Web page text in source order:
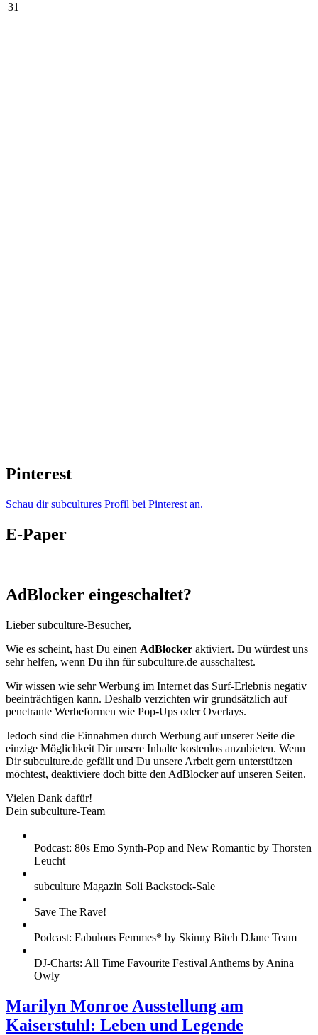
31
Pinterest
Schau dir subcultures Profil bei Pinterest an.
E-Paper
AdBlocker eingeschaltet?
Lieber subculture-Besucher,
Wie es scheint, hast Du einen AdBlocker aktiviert. Du würdest uns
sehr helfen, wenn Du ihn für subculture.de ausschaltest.
Wir wissen wie sehr Werbung im Internet das Surf-Erlebnis negativ
beeinträchtigen kann. Deshalb verzichten wir grundsätzlich auf
penetrante Werbeformen wie Pop-Ups oder Overlays.
Jedoch sind die Einnahmen durch Werbung auf unserer Seite die
einzige Möglichkeit Dir unsere Inhalte kostenlos anzubieten. Wenn
Dir subculture.de gefällt und Du unsere Arbeit gern unterstützen
möchtest, deaktiviere doch bitte den AdBlocker auf unseren Seiten.
Vielen Dank dafür!
Dein subculture-Team
Podcast: 80s Emo Synth-Pop and New Romantic by Thorsten
Leucht
subculture Magazin Soli Backstock-Sale
Save The Rave!
Podcast: Fabulous Femmes* by Skinny Bitch DJane Team
DJ-Charts: All Time Favourite Festival Anthems by Anina
Owly
Marilyn Monroe Ausstellung am
Kaiserstuhl: Leben und Legende